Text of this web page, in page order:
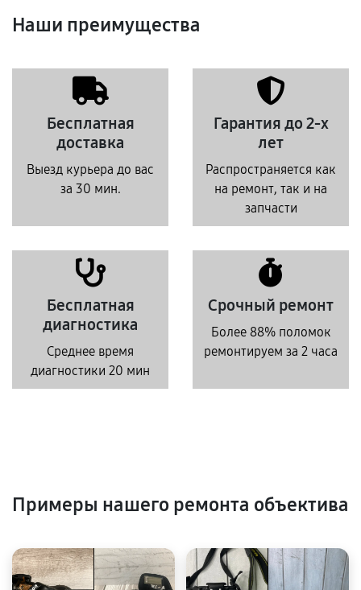
Наши преимущества
Бесплатная
доставка
Выезд курьера до вас
за 30 мин.
Гарантия до 2-х
лет
Распространяется как
на ремонт, так и на
запчасти
Бесплатная
диагностика
Среднее время
диагностики 20 мин
Срочный ремонт
Более 88% поломок
ремонтируем за 2 часа
Примеры нашего ремонта объектива